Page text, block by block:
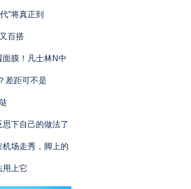
”将真正到
百搭
膜！凡士林N中
差距可不是
下自己的做法了
场走秀，脚上的
用上它